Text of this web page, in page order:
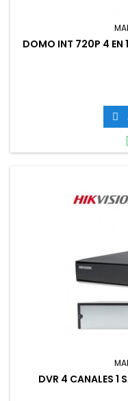
DOMO INT 720P 4 EN

DVR 4 CANALES